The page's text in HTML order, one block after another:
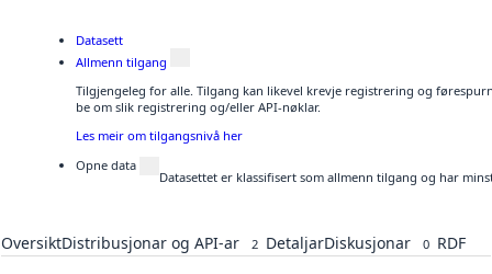
Datasett
Allmenn tilgang
Tilgjengeleg for alle. Tilgang kan likevel krevje registrering og
be om slik registrering og/eller API-nøklar.
Les meir om tilgangsnivå her
Opne data
Datasettet er klassifisert som allmenn tilgang og har
OversiktDistribusjonar og API-ar 2 DetaljarDiskusjonar 0 RDF